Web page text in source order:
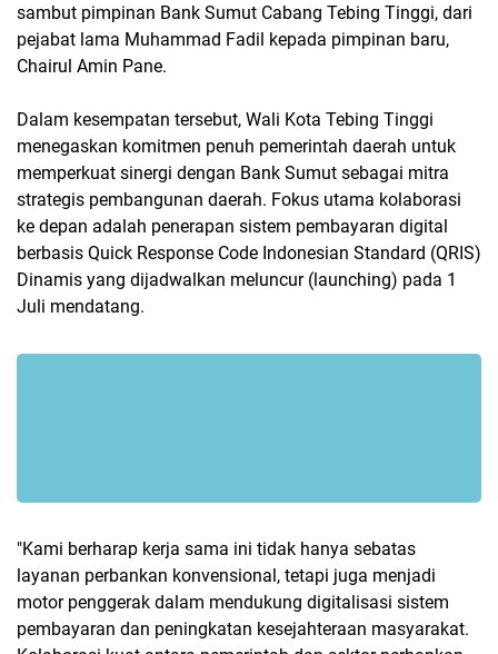
sambut pimpinan Bank Sumut Cabang Tebing Tinggi, dari
pejabat lama Muhammad Fadil kepada pimpinan baru,
Chairul Amin Pane.
Dalam kesempatan tersebut, Wali Kota Tebing Tinggi
menegaskan komitmen penuh pemerintah daerah untuk
memperkuat sinergi dengan Bank Sumut sebagai mitra
strategis pembangunan daerah. Fokus utama kolaborasi
ke depan adalah penerapan sistem pembayaran digital
berbasis Quick Response Code Indonesian Standard (QRIS)
Dinamis yang dijadwalkan meluncur (launching) pada 1
Juli mendatang.
"Kami berharap kerja sama ini tidak hanya sebatas
layanan perbankan konvensional, tetapi juga menjadi
motor penggerak dalam mendukung digitalisasi sistem
pembayaran dan peningkatan kesejahteraan masyarakat.